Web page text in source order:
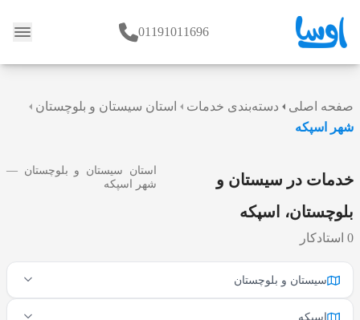
وبلاگ 01191011696
صفحه اصلی دسته‌بندی خدمات
استان سیستان و بلوچستان
شهر اسپکه
خدمات در سیستان و
بلوچستان، اسپکه
0 استادکار
استان سیستان و بلوچستان —
شهر اسپکه
سیستان و بلوچستان
اسپکه